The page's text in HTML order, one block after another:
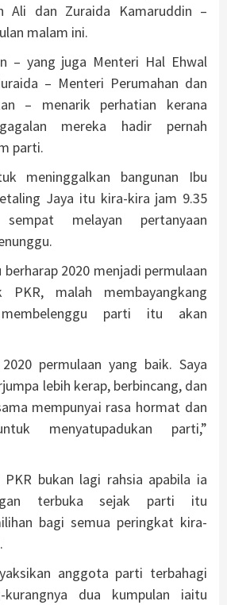
dan Zuraida Kamaruddin –
malam ini.
– yang juga Menteri Hal Ehwal
– Menteri Perumahan dan
– menarik perhatian kerana
mereka hadir pernah
parti.
meninggalkan bangunan Ibu
Jaya itu kira-kira jam 9.35
melayan pertanyaan
berharap 2020 menjadi permulaan
malah membayangkang
parti itu akan
permulaan yang baik. Saya
lebih kerap, berbincang, dan
mempunyai rasa hormat dan
menyatupadukan parti,”
bukan lagi rahsia apabila ia
terbuka sejak parti itu
bagi semua peringkat kira-
anggota parti terbahagi
kurangnya dua kumpulan iaitu